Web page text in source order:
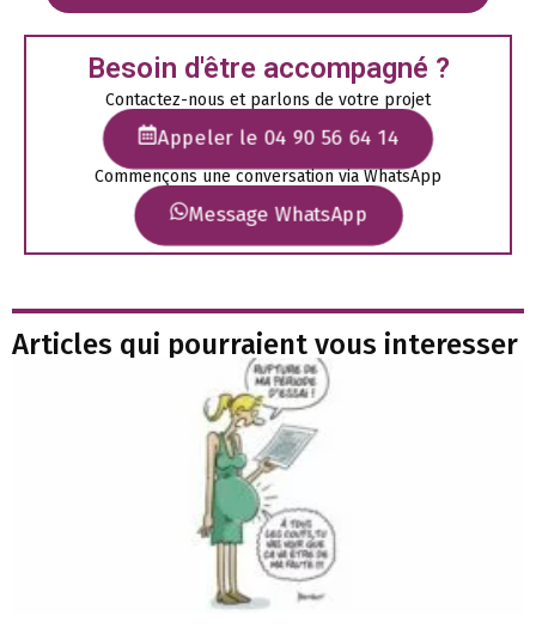
Besoin d'être accompagné ?
Contactez-nous et parlons de votre projet
Appeler le 04 90 56 64 14
Commençons une conversation via WhatsApp
Message WhatsApp
Articles qui pourraient vous interesser